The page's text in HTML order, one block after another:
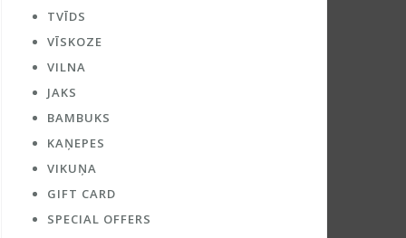
TVĪDS
VĪSKOZE
VILNA
JAKS
BAMBUKS
KAŅEPES
VIKUŅA
GIFT CARD
SPECIAL OFFERS